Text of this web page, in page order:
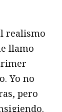
realismo
llamo
Yo no
pero